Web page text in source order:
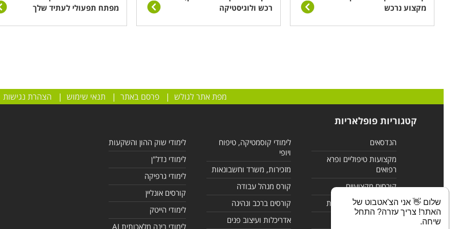
מקצוע נרכש
רכש ולוגיסטיקה
מפתח תפעולי לעתיד שלך
מפת אתר לגולש |פרסם באתר | תנאי שימוש | הצהרת נגישות
קטגוריות פופלאריות
הנדסאים
מקצועות טיפוליים ופרא
רפואים
קורסים מקצועיים
לימודי מחשבים ורשתות
לימודי קוסמטיקה, טיפוח
ויופי
מזכירות, משרד וחשבונאות
קורס מנהל עבודה
קורסים ברכב ונהיגה
אדריכלות ועיצוב פנים
לימודי שוק ההון והשקעות
לימודי נדל"ן
לימודי גרפיקה
קורסים אונליין
לימודי הייטק
לימודי בינה מלאכותית AI
שלום 👋 אני הצ'אטבוט של
האתר! צריך עזרה? התחל
שיחה.